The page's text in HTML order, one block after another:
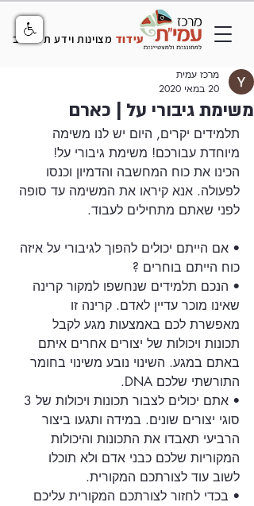
עידוד מצוינות וידע תל אביב
משימת גיבורי על | כארם
מרכז עמית
20 במאי 2020
תלמידים יקרים, היום יש לנו משימה
מיוחדת עבורכם! משימת גיבורי על!
הכינו את כוח המחשבה והדמיון וכנסו
לפעולה. אנא קיראו את המשימה עד סופה
לפני שאתם מתחילים לעבוד.
• אם הייתם יכולים להפוך לגיבורי על איזה
כוח הייתם בוחרים ?
• הנכם תלמידים שנחשפו למקור קרינה
שאינו מוכר עדיין לאדם. קרינה זו
מאפשרת לכם באמצעות מגע לקבל
תכונות ויכולות של יצורים אחרים איתם
באתם במגע. השינוי נובע משינוי בחומר
התורשתי שלכם DNA.
סוגי יצורים שונים. במידה ותגעו ביצור
הרביעי תאבדו את התכונות והיכולות
המקוריות שלכם כבני אדם ולא תוכלו
לשוב עוד לצורתכם המקורית.
• בכדי לחזור לצורתכם המקורית עליכם